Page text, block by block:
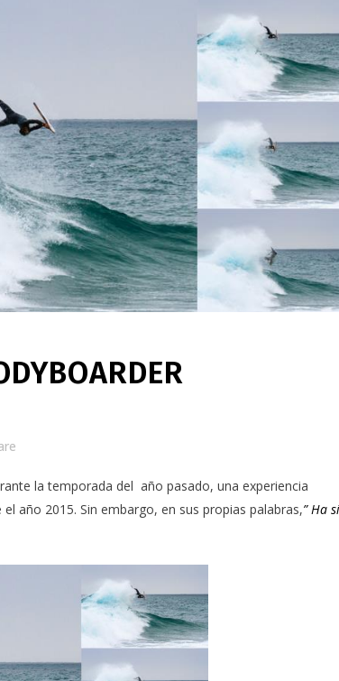
la temporada del año pasado, una experiencia
año 2015. Sin embargo, en sus propias palabras,” Ha